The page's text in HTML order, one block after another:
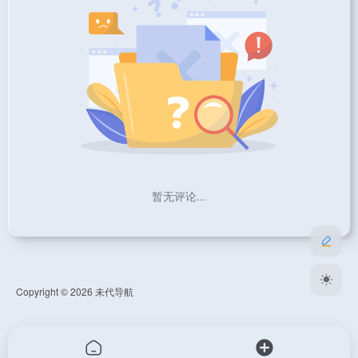
暂无评论...
Copyright © 2026 未代导航